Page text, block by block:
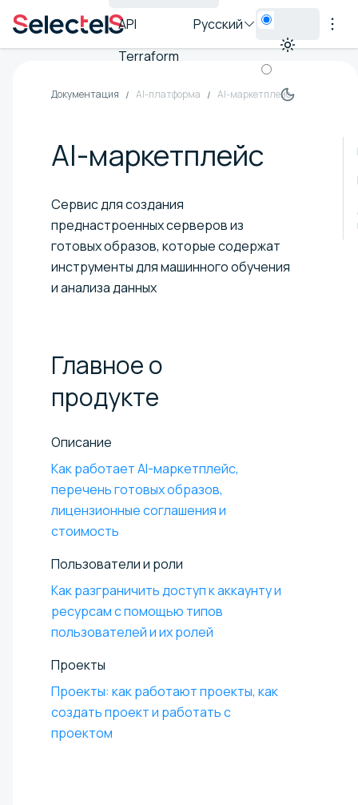
API
Terraform
Русский
Документация AI-платформа AI-маркетплейс
AI-маркетплейс
Сервис для создания
преднастроенных серверов из
готовых образов, которые содержат
инструменты для машинного обучения
и анализа данных
Главное о
продукте
Описание
Как работает AI-маркетплейс,
перечень готовых образов,
лицензионные соглашения и
стоимость
Пользователи и роли
Как разграничить доступ к аккаунту и
ресурсам с помощью типов
пользователей и их ролей
Проекты
Проекты: как работают проекты, как
создать проект и работать с
проектом